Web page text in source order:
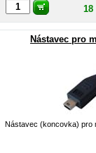
18
Nástavec pro
Nástavec (koncovka) pro